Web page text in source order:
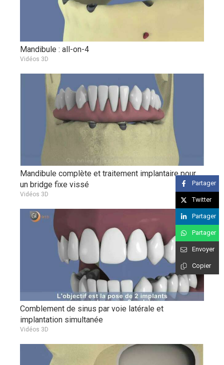
Mandibule : all-on-4
Vidéos 3D
Mandibule complète et traitement implantaire pour
un bridge fixe vissé
Vidéos 3D
Comblement de sinus par voie latérale et
implantation simultanée
Vidéos 3D
Partager
Twitter
Partager
Partager
Envoyer
Copier